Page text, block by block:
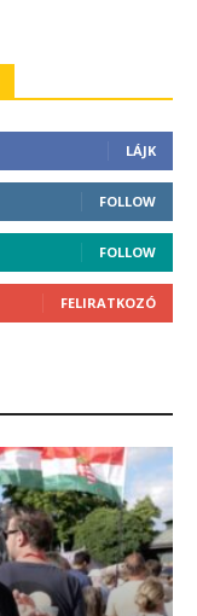
LÁJK
FOLLOW
FOLLOW
FELIRATKOZÓ